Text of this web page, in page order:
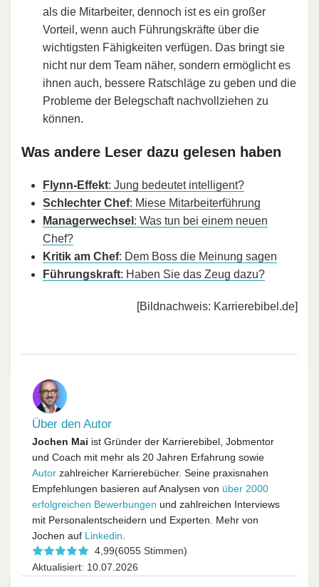
als die Mitarbeiter, dennoch ist es ein großer
Vorteil, wenn auch Führungskräfte über die
wichtigsten Fähigkeiten verfügen. Das bringt sie
nicht nur dem Team näher, sondern ermöglicht es
ihnen auch, bessere Ratschläge zu geben und die
Probleme der Belegschaft nachvollziehen zu
können.
Was andere Leser dazu gelesen haben
Flynn-Effekt: Jung bedeutet intelligent?
Schlechter Chef: Miese Mitarbeiterführung
Managerwechsel : Was tun bei einem neuen
Chef?
Kritik am Chef: Dem Boss die Meinung sagen
Führungskraft: Haben Sie das Zeug dazu?
[Bildnachweis: Karrierebibel.de]
Über den Autor
Jochen Mai ist Gründer der Karrierebibel, Jobmentor
und Coach mit mehr als 20 Jahren Erfahrung sowie
Autor zahlreicher Karrierebücher. Seine praxisnahen
Empfehlungen basieren auf Analysen von über 2000
erfolgreichen Bewerbungen und zahlreichen Interviews
mit Personalentscheidern und Experten. Mehr von
Jochen auf Linkedin
4,99(6055 Stimmen)
Aktualisiert: 10.07.2026